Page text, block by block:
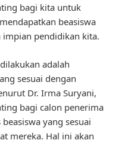
bagi kita untuk
beasiswa
pendidikan kita.
adalah
sesuai dengan
Dr. Irma Suryani,
bagi calon penerima
yang sesuai
mereka. Hal ini akan